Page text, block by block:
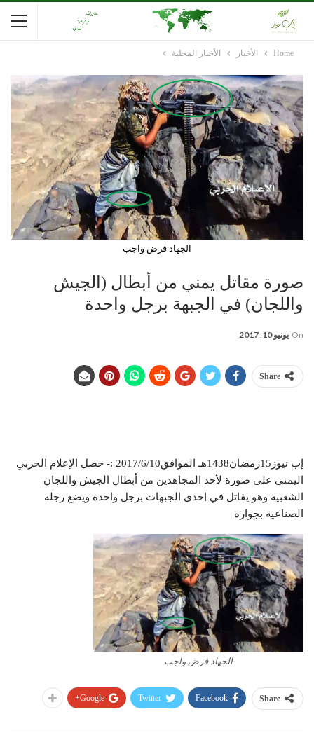
Home الأخبار الأخبار المحلية
الجهاد فرض واجب
صورة مقاتل يمني من أبطال (الجيش
واللجان) في الجبهة برجل واحدة
On يونيو 10, 2017
Share
إب نيوز15رمضان1438هـ الموافق2017/6/10 :- حصل الإعلام الحربي
اليمني على صورة لأحد المجاهدين من أبطال الجيش واللجان
الشعبية وهو يقاتل في إحدى الجبهات برجل واحده ويضع رجله
الصناعية بجوارة
الجهاد فرض واجب
Share
Facebook
Twitter
Google+